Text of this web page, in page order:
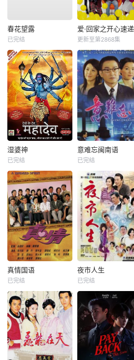
春花望露
已完结
爱·回家之开心速递
更新至第2868集
湿婆神
已完结
意难忘闽南语
已完结
真情国语
已完结
夜市人生
已完结